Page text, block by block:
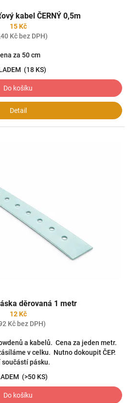
kabel ČERNÝ 0,5m
15 Kč
Kč bez DPH)
za 50 cm
(18 KS)
Do košíku
Detail
děrovaná 1 metr
12 Kč
Kč bez DPH)
a kabelů. Cena za jeden metr.
v celku. Nutno dokoupit ČEP.
součástí pásku.
(>50 KS)
Do košíku